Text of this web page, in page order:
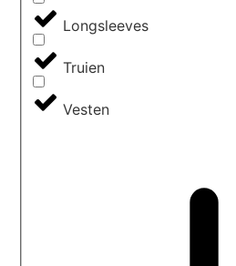
Longsleeves
Truien
Vesten